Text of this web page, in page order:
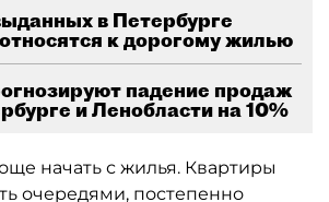
в Петербурге
к дорогому жилью
падение продаж
и Ленобласти на 10%
начать с жилья. Квартиры
очередями, постепенно